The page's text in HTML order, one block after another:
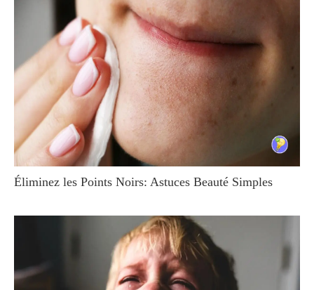
Éliminez les Points Noirs: Astuces Beauté Simples